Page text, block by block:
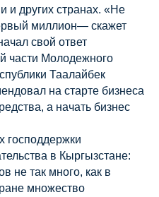
и других странах. «Не
миллион— скажет
свой ответ
части Молодежного
Таалайбек
на старте бизнеса
а начать бизнес
господдержки
в Кыргызстане:
не так много, как в
множество